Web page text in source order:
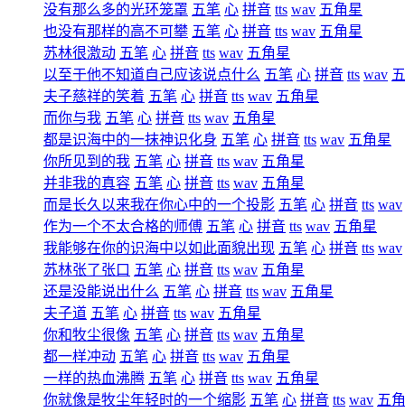
没有那么多的光环笼罩 五笔 心 拼音 tts wav 五角星
也没有那样的高不可攀 五笔 心 拼音 tts wav 五角星
苏林很激动 五笔 心 拼音 tts wav 五角星
以至于他不知道自己应该说点什么 五笔 心 拼音 tts wav
夫子慈祥的笑着 五笔 心 拼音 tts wav 五角星
而你与我 五笔 心 拼音 tts wav 五角星
都是识海中的一抹神识化身 五笔 心 拼音 tts wav 五角星
你所见到的我 五笔 心 拼音 tts wav 五角星
并非我的真容 五笔 心 拼音 tts wav 五角星
而是长久以来我在你心中的一个投影 五笔 心 拼音 tts wav
作为一个不太合格的师傅 五笔 心 拼音 tts wav 五角星
我能够在你的识海中以如此面貌出现 五笔 心 拼音 tts wav
苏林张了张口 五笔 心 拼音 tts wav 五角星
还是没能说出什么 五笔 心 拼音 tts wav 五角星
夫子道 五笔 心 拼音 tts wav 五角星
你和牧尘很像 五笔 心 拼音 tts wav 五角星
都一样冲动 五笔 心 拼音 tts wav 五角星
一样的热血沸腾 五笔 心 拼音 tts wav 五角星
你就像是牧尘年轻时的一个缩影 五笔 心 拼音 tts wav 五